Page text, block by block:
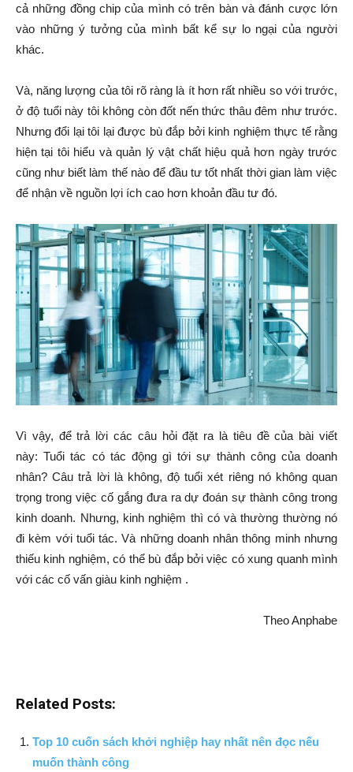
cả những đồng chip của mình có trên bàn và đánh cược lớn
vào những ý tưởng của mình bất kể sự lo ngại của người
khác.
Và, năng lượng của tôi rõ ràng là ít hơn rất nhiều so với trước,
ở độ tuổi này tôi không còn đốt nến thức thâu đêm như trước.
Nhưng đổi lại tôi lại được bù đắp bởi kinh nghiệm thực tế rằng
hiện tại tôi hiểu và quản lý vật chất hiệu quả hơn ngày trước
cũng như biết làm thế nào để đầu tư tốt nhất thời gian làm việc
để nhận về nguồn lợi ích cao hơn khoản đầu tư đó.
Vì vậy, để trả lời các câu hỏi đặt ra là tiêu đề của bài viết
này: Tuổi tác có tác động gì tới sự thành công của doanh
nhân? Câu trả lời là không, độ tuổi xét riêng nó không quan
trọng trong việc cố gắng đưa ra dự đoán sự thành công trong
kinh doanh. Nhưng, kinh nghiệm thì có và thường thường nó
đi kèm với tuổi tác. Và những doanh nhân thông minh nhưng
thiếu kinh nghiệm, có thể bù đắp bởi việc có xung quanh mình
với các cố vấn giàu kinh nghiệm .
Theo Anphabe
Related Posts:
Top 10 cuốn sách khởi nghiệp hay nhất nên đọc nếu
muốn thành công